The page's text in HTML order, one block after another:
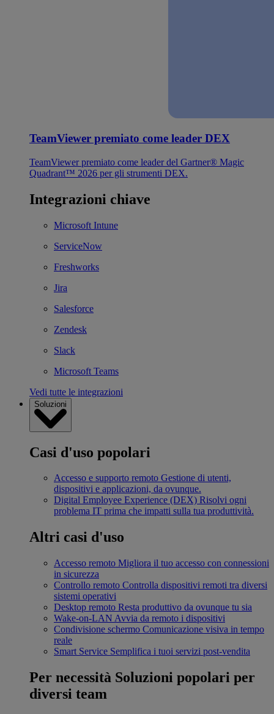
TeamViewer premiato come leader DEX
TeamViewer premiato come leader del Gartner® Magic
Quadrant™ 2026 per gli strumenti DEX.
Integrazioni chiave
Microsoft Intune
ServiceNow
Freshworks
Jira
Salesforce
Zendesk
Slack
Microsoft Teams
Vedi tutte le integrazioni
Soluzioni
Casi d'uso popolari
Accesso e supporto remoto Gestione di utenti,
dispositivi e applicazioni, da ovunque.
Digital Employee Experience (DEX) Risolvi ogni
problema IT prima che impatti sulla tua produttività.
Altri casi d'uso
Accesso remoto Migliora il tuo accesso con connessioni
in sicurezza
Controllo remoto Controlla dispositivi remoti tra diversi
sistemi operativi
Desktop remoto Resta produttivo da ovunque tu sia
Wake-on-LAN Avvia da remoto i dispositivi
Condivisione schermo Comunicazione visiva in tempo
reale
Smart Service Semplifica i tuoi servizi post-vendita
Per necessità Soluzioni popolari per
diversi team